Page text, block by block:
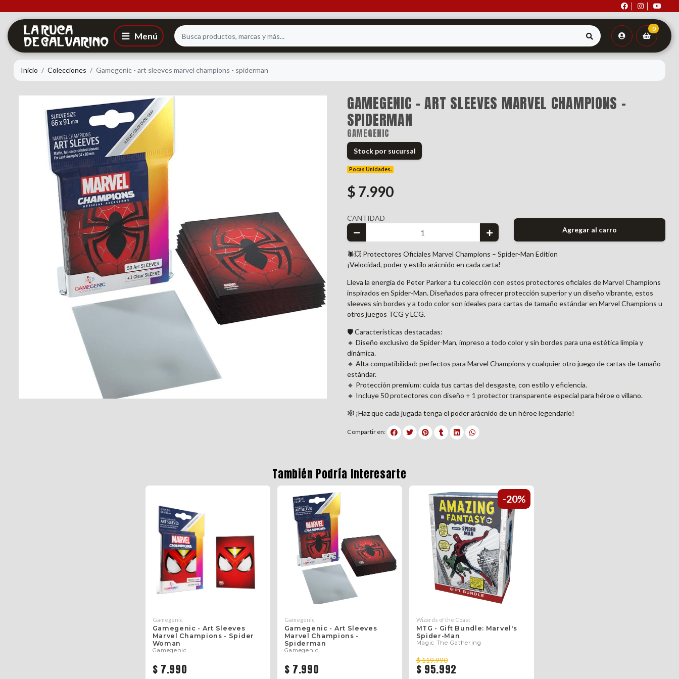
0
Inicio Colecciones Gamegenic - art sleeves marvel champions - spiderman
GAMEGENIC - ART SLEEVES MARVEL CHAMPIONS -
SPIDERMAN
GAMEGENIC
Stock por sucursal
Pocas Unidades.
$ 7.990
CANTIDAD
Agregar al carro
🕷️💥 Protectores Oficiales Marvel Champions – Spider-Man Edition
¡Velocidad, poder y estilo arácnido en cada carta!
Lleva la energía de Peter Parker a tu colección con estos protectores oficiales de Marvel Champions
inspirados en Spider-Man. Diseñados para ofrecer protección superior y un diseño vibrante, estos
sleeves sin bordes y a todo color son ideales para cartas de tamaño estándar en Marvel Champions u
otros juegos TCG y LCG.
🛡️ Características destacadas:
🔸 Diseño exclusivo de Spider-Man, impreso a todo color y sin bordes para una estética limpia y
dinámica.
🔸 Alta compatibilidad: perfectos para Marvel Champions y cualquier otro juego de cartas de tamaño
estándar.
🔸 Protección premium: cuida tus cartas del desgaste, con estilo y eficiencia.
🔸 Incluye 50 protectores con diseño + 1 protector transparente especial para héroe o villano.
🕸️ ¡Haz que cada jugada tenga el poder arácnido de un héroe legendario!
Compartir en:
También Podría Interesarte
Gamegenic
Gamegenic - Art Sleeves
Marvel Champions - Spider
Woman
Gamegenic
$ 7.990
Gamegenic
Gamegenic - Art Sleeves
Marvel Champions -
Spiderman
Gamegenic
$ 7.990
-20%
Wizards of the Coast
MTG - Gift Bundle: Marvel's
Spider-Man
Magic The Gathering
$ 119.990
$ 95.992